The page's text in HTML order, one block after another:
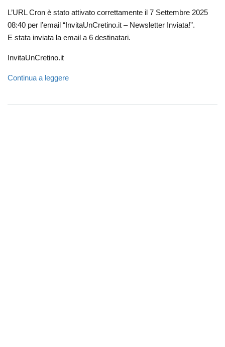
L’URL Cron è stato attivato correttamente il 7 Settembre 2025
08:40 per l’email “InvitaUnCretino.it – Newsletter Inviata!”.
E stata inviata la email a 6 destinatari.
InvitaUnCretino.it
Continua a leggere